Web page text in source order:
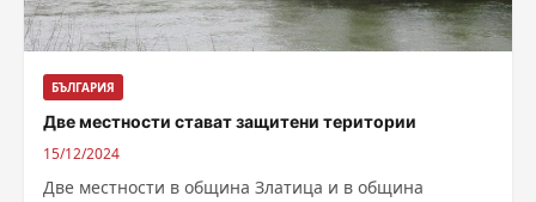
БЪЛГАРИЯ
Две местности стават защитени територии
15/12/2024
Две местности в община Златица и в община